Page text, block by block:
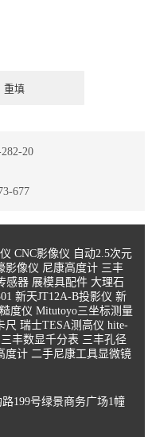
20
677
CNC影像仪 自动2.5次元
影像仪 尼康高度计 三丰
感器 展模具配件 大理石
新天JT12A-B投影仪 新
度仪 Mitutoyo三坐标测量
瑞士TESA测高仪 hite-
三丰数显千分表 三丰孔径
度计 二手尼康工具显微镜
199号绿景商务广场1幢